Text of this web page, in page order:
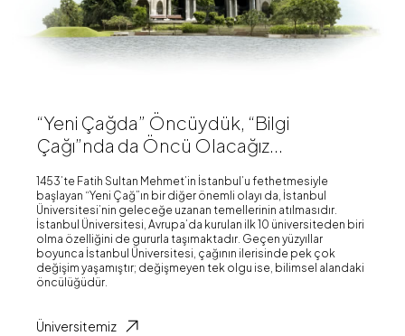
“Yeni Çağda” Öncüydük, “Bilgi
Çağı”nda da Öncü Olacağız...
1453’te Fatih Sultan Mehmet’in İstanbul’u fethetmesiyle
başlayan “Yeni Çağ”ın bir diğer önemli olayı da, İstanbul
Üniversitesi’nin geleceğe uzanan temellerinin atılmasıdır.
İstanbul Üniversitesi, Avrupa’da kurulan ilk 10 üniversiteden biri
olma özelliğini de gururla taşımaktadır. Geçen yüzyıllar
boyunca İstanbul Üniversitesi, çağının ilerisinde pek çok
değişim yaşamıştır; değişmeyen tek olgu ise, bilimsel alandaki
öncülüğüdür.
Üniversitemiz